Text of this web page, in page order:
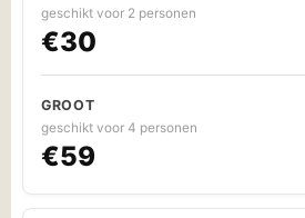
geschikt voor 2 personen
€30
GROOT
geschikt voor 4 personen
€59